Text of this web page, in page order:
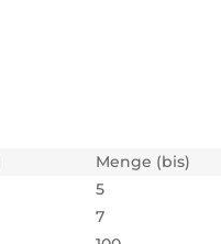
Menge (bis)
5
7